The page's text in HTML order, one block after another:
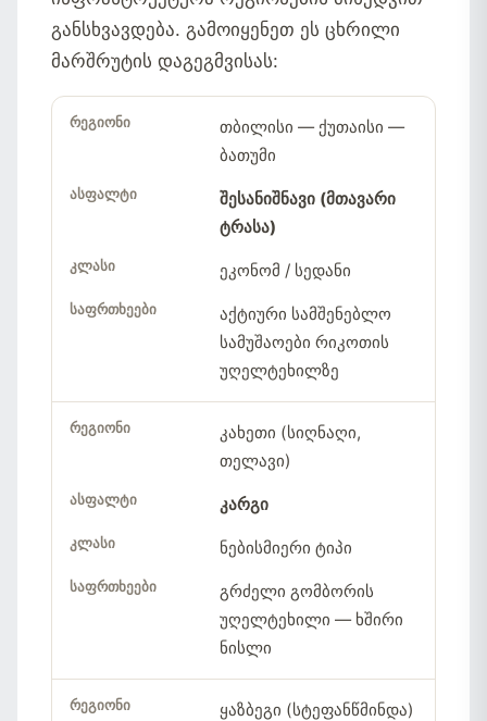
განსხვავდება. გამოიყენეთ ეს ცხრილი
მარშრუტის დაგეგმვისას:
რეგიონი
ასფალტის
ხარისხი
რეკომენდებული
თბილისი — ქუთაისი —
ბათუმი
შესანიშნავი (მთავარი
ტრასა)
ეკონომ / სედანი
აქტიური სამშენებლო
სამუშაოები რიკოთის
უღელტეხილზე
კახეთი (სიღნაღი,
თელავი)
კარგი
ნებისმიერი ტიპი
გრძელი გომბორის
უღელტეხილი — ხშირი
ნისლი
ყაზბეგი (სტეფანწმინდა)